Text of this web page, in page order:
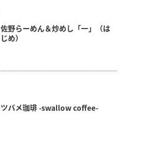
佐野らーめん＆炒めし「一」（は
じめ）
ツバメ珈琲 -swallow coffee-